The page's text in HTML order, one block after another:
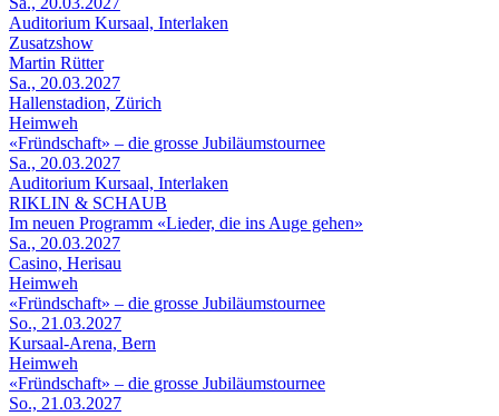
Auditorium Kursaal, Interlaken
Zusatzshow
Martin Rütter
Sa., 20.03.2027
Hallenstadion, Zürich
Heimweh
«Fründschaft» – die grosse Jubiläumstournee
Sa., 20.03.2027
Auditorium Kursaal, Interlaken
RIKLIN & SCHAUB
Im neuen Programm «Lieder, die ins Auge gehen»
Sa., 20.03.2027
Casino, Herisau
Heimweh
«Fründschaft» – die grosse Jubiläumstournee
So., 21.03.2027
Kursaal-Arena, Bern
Heimweh
«Fründschaft» – die grosse Jubiläumstournee
So., 21.03.2027